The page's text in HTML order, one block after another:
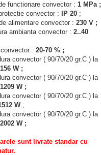
functionare convector : 1 MPa ;
convector : IP 20 ;
alimentare convector : 230 V ;
ambianta convector : 2..40
: 20-70 % ;
convector ( 90/70/20 gr.C ) la
156 W ;
convector ( 90/70/20 gr.C ) la
1209 W ;
convector ( 90/70/20 gr.C ) la
W ;
convector ( 90/70/20 gr.C ) la
2002 W ;
sunt livrate standar cu